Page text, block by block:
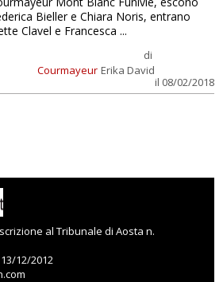
Courmayeur
di
Erika David
il 08/02/2018
Bieller e Chiara Noris, entrano
Clavel e Francesca ...
al Tribunale di Aosta n.
12/2012